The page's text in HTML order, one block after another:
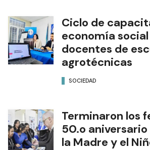
Ciclo de
economía
docentes de
agrotécnicas
SOCIEDAD
Terminaron los
50.o
la Madre y el